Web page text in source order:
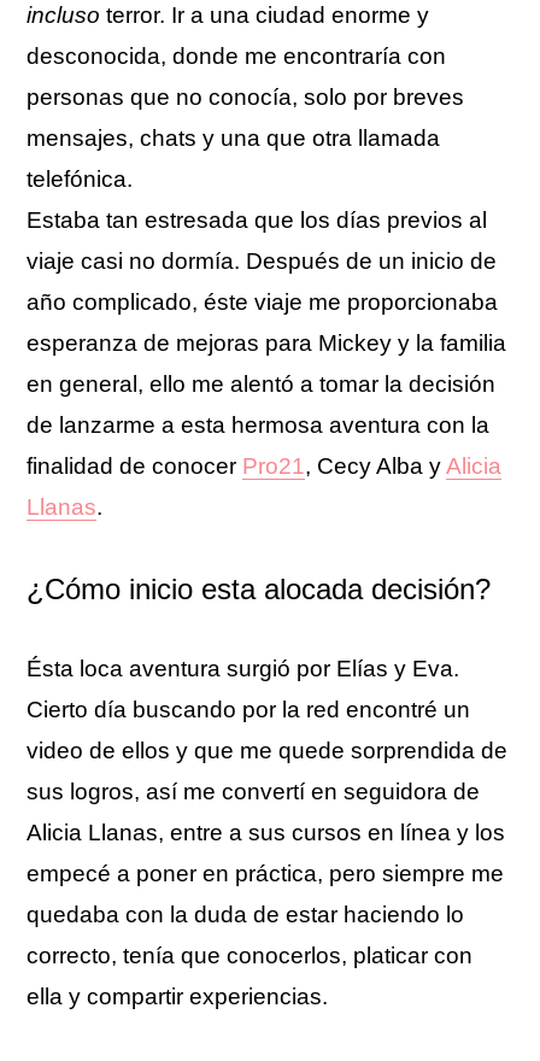
inclusoterror. Ir a una ciudad enorme y
desconocida, donde me encontraría con
personas que no conocía, solo por breves
mensajes, chats y una que otra llamada
telefónica.
Estaba tan estresada que los días previos al
viaje casi no dormía. Después de un inicio de
año complicado, éste viaje me proporcionaba
esperanza de mejoras para Mickey y la familia
en general, ello me alentó a tomar la decisión
de lanzarme a esta hermosa aventura con la
finalidad de conocer Pro21, Cecy Alba yAlicia
Llanas.
¿Cómo inicio esta alocada decisión?
Ésta loca aventura surgió por Elías y Eva.
Cierto día buscando por la red encontré un
video de ellos y que me quede sorprendida de
sus logros, así me convertí en seguidora de
Alicia Llanas, entre a sus cursos en línea y los
empecé a poner en práctica, pero siempre me
quedaba con la duda de estar haciendo lo
correcto, tenía que conocerlos, platicar con
ella y compartir experiencias.